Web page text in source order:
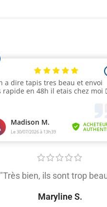
"Très bien, ils sont trop
Maryline S.